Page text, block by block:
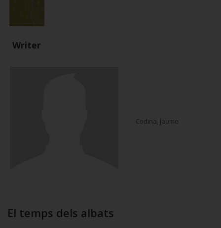
Writer
Codina, Jaume
El temps dels albats